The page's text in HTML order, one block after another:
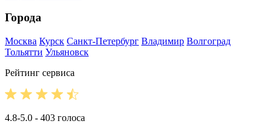
Города
Москва Курск Санкт-Петербург Владимир Волгоград
Тольятти Ульяновск
Рейтинг сервиса
4.8-5.0 - 403 голоса